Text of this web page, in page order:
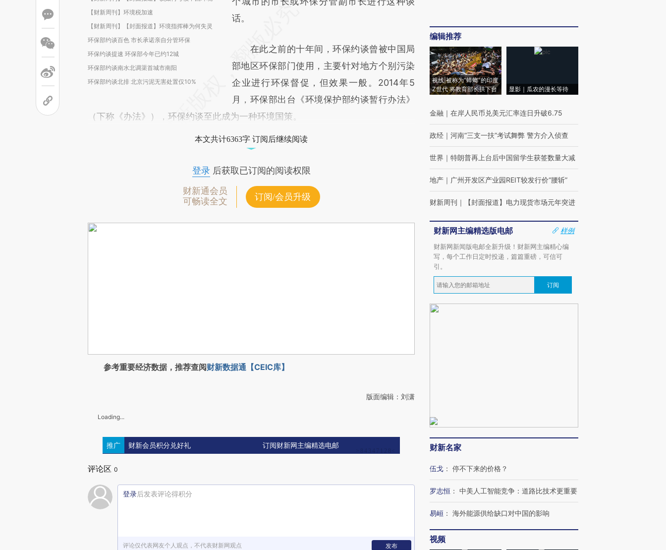
【财新周刊】环境税加速
【财新周刊】【封面报道】环境指挥棒为何失灵
环保部约谈百色 市长承诺亲自分管环保
环保约谈提速 环保部今年已约12城
环保部约谈南水北调渠首城市南阳
环保部约谈北排 北京污泥无害处置仅10%
话。
在此之前的十年间，环保约谈曾被中国局
部地区环保部门使用，主要针对地方个别污染
企业进行环保督促，但效果一般。2014年5
月，环保部出台《环境保护部约谈暂行办法》
（下称《办法》），环保约谈至此成为一种环境国策。
本文共计6363字 订阅后继续阅读
登录后获取已订阅的阅读权限
财新通会员
可畅读全文
订阅/会员升级
参考重要经济数据，推荐查阅财新数据通【CEIC库】
版面编辑：刘潇
Loading...
推广 财新会员积分兑好礼 订阅财新网主编精选电邮
评论区 0
登录后发表评论得积分
评论仅代表网友个人观点，不代表财新网观点 发布
编辑推荐
视线|被称为“蟑螂”的印度
Z世代 将教育部长拱下台
显影｜瓜农的漫长等待
金融 ｜ 在岸人民币兑美元汇率连日升破6.75
政经 ｜ 河南“三支一扶”考试舞弊 警方介入侦查
世界 ｜ 特朗普再上台后中国留学生获签数量大减
地产 ｜ 广州开发区产业园REIT较发行价“腰斩”
财新周刊 ｜ 【封面报道】电力现货市场元年突进
财新网主编精选版电邮
样例
财新网新闻版电邮全新升级！财新网主编精心编
写，每个工作日定时投递，篇篇重磅，可信可
引。
订阅
财新名家
伍戈 ： 停不下来的价格？
罗志恒 ： 中美人工智能竞争：道路比技术更重要
易峘 ： 海外能源供给缺口对中国的影响
视频